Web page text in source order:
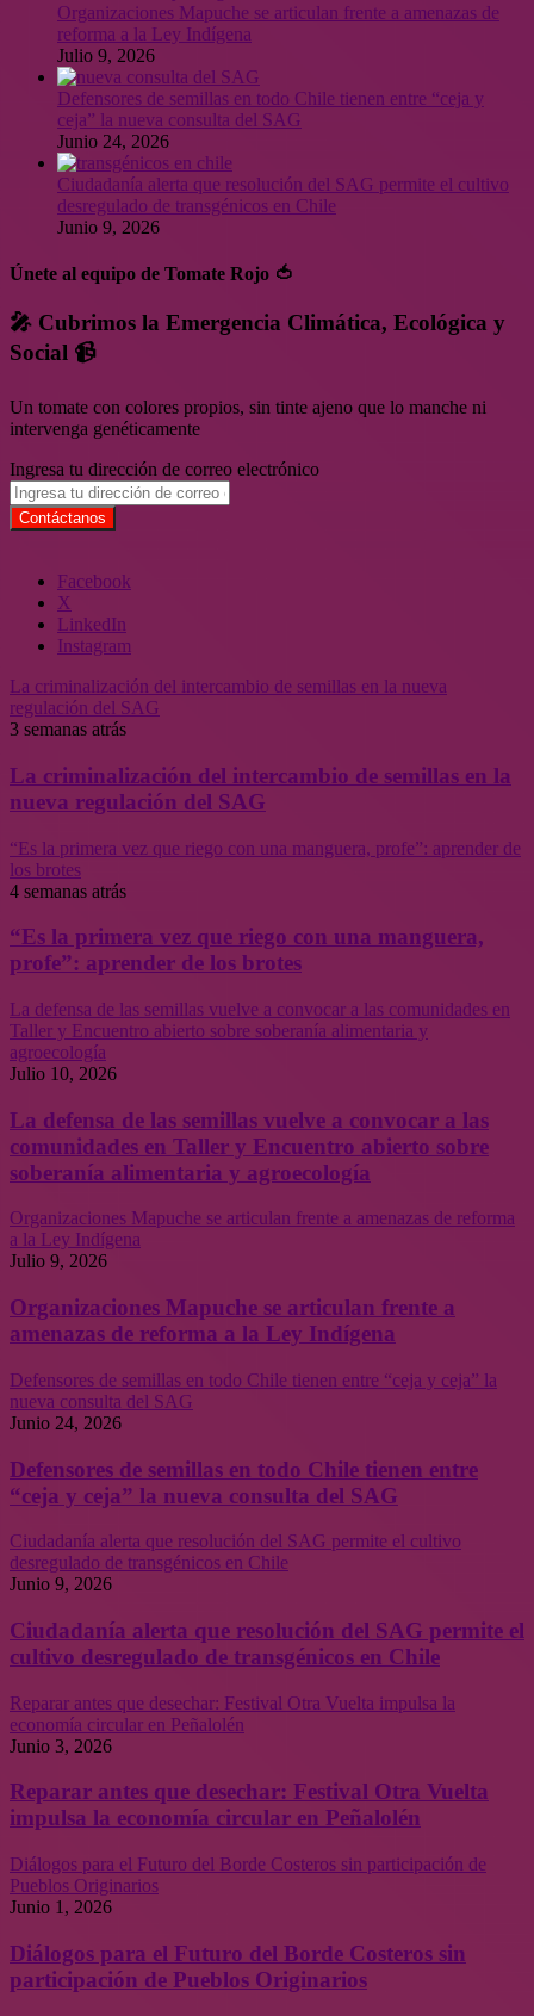
Organizaciones Mapuche se articulan frente a amenazas de
reforma a la Ley Indígena
Julio 9, 2026
Defensores de semillas en todo Chile tienen entre “ceja y
ceja” la nueva consulta del SAG
Junio 24, 2026
Ciudadanía alerta que resolución del SAG permite el cultivo
desregulado de transgénicos en Chile
Junio 9, 2026
Únete al equipo de Tomate Rojo 🍅
🎤 Cubrimos la Emergencia Climática, Ecológica y
Social 📹
Un tomate con colores propios, sin tinte ajeno que lo manche ni
intervenga genéticamente
Ingresa tu dirección de correo electrónico
Facebook
X
LinkedIn
Instagram
La criminalización del intercambio de semillas en la nueva
regulación del SAG
3 semanas atrás
La criminalización del intercambio de semillas en la
nueva regulación del SAG
“Es la primera vez que riego con una manguera, profe”: aprender de
los brotes
4 semanas atrás
“Es la primera vez que riego con una manguera,
profe”: aprender de los brotes
La defensa de las semillas vuelve a convocar a las comunidades en
Taller y Encuentro abierto sobre soberanía alimentaria y
agroecología
Julio 10, 2026
La defensa de las semillas vuelve a convocar a las
comunidades en Taller y Encuentro abierto sobre
soberanía alimentaria y agroecología
Organizaciones Mapuche se articulan frente a amenazas de reforma
a la Ley Indígena
Julio 9, 2026
Organizaciones Mapuche se articulan frente a
amenazas de reforma a la Ley Indígena
Defensores de semillas en todo Chile tienen entre “ceja y ceja” la
nueva consulta del SAG
Junio 24, 2026
Defensores de semillas en todo Chile tienen entre
“ceja y ceja” la nueva consulta del SAG
Ciudadanía alerta que resolución del SAG permite el cultivo
desregulado de transgénicos en Chile
Junio 9, 2026
Ciudadanía alerta que resolución del SAG permite el
cultivo desregulado de transgénicos en Chile
Reparar antes que desechar: Festival Otra Vuelta impulsa la
economía circular en Peñalolén
Junio 3, 2026
Reparar antes que desechar: Festival Otra Vuelta
impulsa la economía circular en Peñalolén
Diálogos para el Futuro del Borde Costeros sin participación de
Pueblos Originarios
Junio 1, 2026
Diálogos para el Futuro del Borde Costeros sin
participación de Pueblos Originarios